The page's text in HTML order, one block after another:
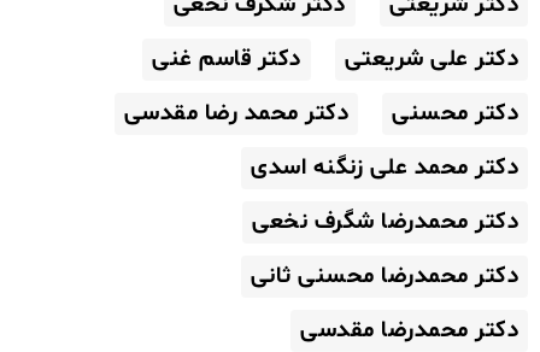
دکتر علی شریعتی
دکتر قاسم غنی
دکتر محسنی
دکتر محمد رضا مقدسی
دکتر محمد علی زنگنه اسدی
دکتر محمدرضا شگرف نخعی
دکتر محمدرضا محسنی ثانی
دکتر محمدرضا مقدسی